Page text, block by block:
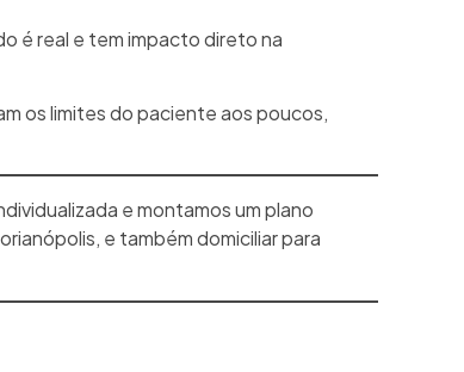
é real e tem impacto direto na
os limites do paciente aos poucos,
e montamos um plano
e também domiciliar para